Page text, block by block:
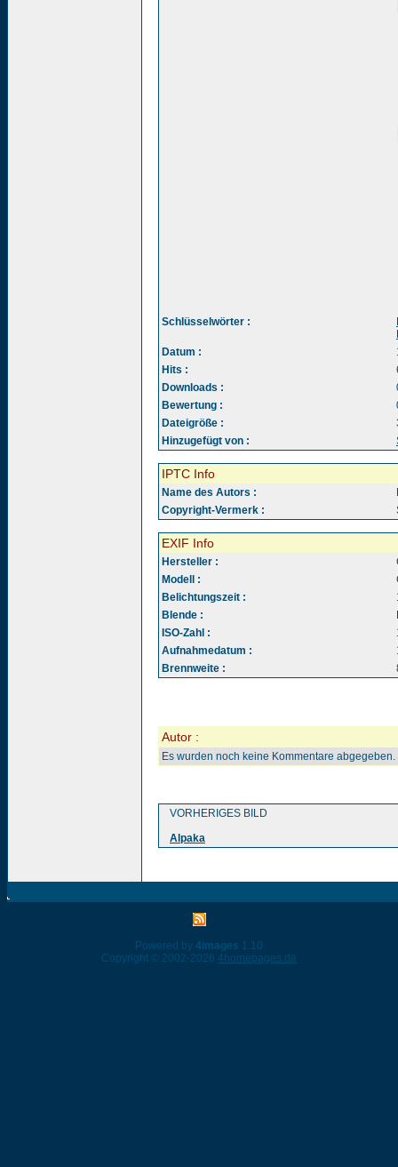
Schlüsselwörter :
Datum :
Hits :
Downloads :
Bewertung :
Dateigröße :
Hinzugefügt von :
IPTC Info
Name des Autors :
Copyright-Vermerk :
EXIF Info
Hersteller :
Modell :
Belichtungszeit :
Blende :
ISO-Zahl :
Aufnahmedatum :
Brennweite :
Autor :
Es wurden noch keine Kommentare abgegeben.
VORHERIGES BILD
Alpaka
Powered by 4images 1.10
Copyright © 2002-2026 4homepages.de